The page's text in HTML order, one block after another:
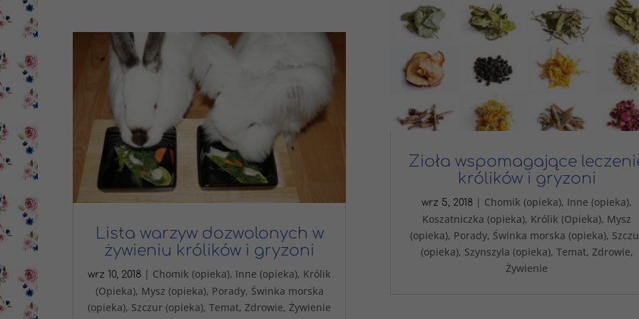
Lista warzyw dozwolonych w
żywieniu królików i gryzoni
wrz 10, 2018 | Chomik (opieka), Inne (opieka), Królik
(Opieka), Mysz (opieka), Porady, Świnka morska
(opieka), Szczur (opieka),Temat, Zdrowie, Żywienie
Zioła wspomagające
królików i gryzoni
wrz 5, 2018 | Chomik (opieka), Inne (opieka),
Koszatniczka (opieka), Królik (Opieka), Mysz
(opieka), Porady, Świnka morska (opieka),
(opieka), Szynszyla (opieka), Temat, Zdrowie,
Żywienie